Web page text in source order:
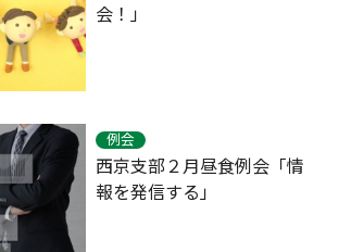
会！」
例会
西京支部２月昼食例会「情
報を発信する」